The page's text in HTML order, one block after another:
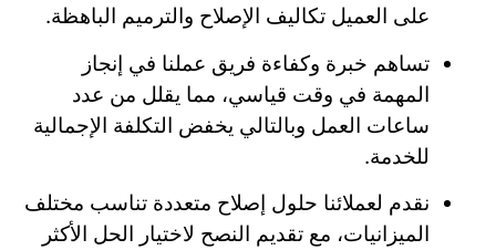
على العميل تكاليف الإصلاح والترميم الباهظة.
تساهم خبرة وكفاءة فريق عملنا في إنجاز
المهمة في وقت قياسي، مما يقلل من عدد
ساعات العمل وبالتالي يخفض التكلفة الإجمالية
للخدمة.
نقدم لعملائنا حلول إصلاح متعددة تناسب مختلف
الميزانيات، مع تقديم النصح لاختيار الحل الأكثر